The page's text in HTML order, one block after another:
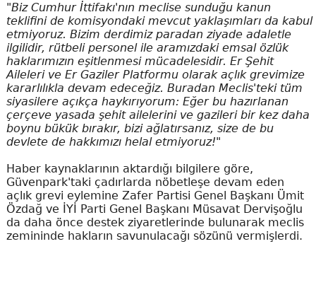
"Biz Cumhur İttifakı'nın meclise sunduğu kanun
teklifini de komisyondaki mevcut yaklaşımları da kabul
etmiyoruz. Bizim derdimiz paradan ziyade adaletle
ilgilidir, rütbeli personel ile aramızdaki emsal özlük
haklarımızın eşitlenmesi mücadelesidir. Er Şehit
Aileleri ve Er Gaziler Platformu olarak açlık grevimize
kararlılıkla devam edeceğiz. Buradan Meclis'teki tüm
siyasilere açıkça haykırıyorum: Eğer bu hazırlanan
çerçeve yasada şehit ailelerini ve gazileri bir kez daha
boynu bükük bırakır, bizi ağlatırsanız, size de bu
devlete de hakkımızı helal etmiyoruz!"
Haber kaynaklarının aktardığı bilgilere göre,
Güvenpark'taki çadırlarda nöbetleşe devam eden
açlık grevi eylemine Zafer Partisi Genel Başkanı Ümit
Özdağ ve İYİ Parti Genel Başkanı Müsavat Dervişoğlu
da daha önce destek ziyaretlerinde bulunarak meclis
zemininde hakların savunulacağı sözünü vermişlerdi.